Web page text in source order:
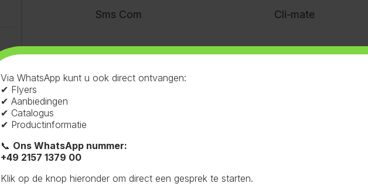
Sms Com Cli-mate
Via WhatsApp kunt u ook direct ontvangen:
✔ Flyers
✔ Aanbiedingen
✔ Catalogus
✔ Productinformatie
📞 Ons WhatsApp nummer:
+49 2157 1379 00
Klik op de knop hieronder om direct een gesprek te starten.